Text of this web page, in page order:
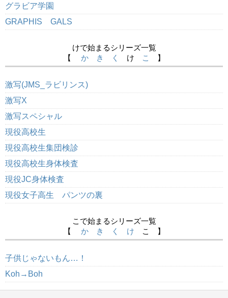
グラビア学園
GRAPHIS GALS
けで始まるシリーズ一覧
【 か き く け こ 】
激写(JMS_ラビリンス)
激写X
激写スペシャル
現役高校生
現役高校生集団検診
現役高校生身体検査
現役JC身体検査
現役女子高生 パンツの裏
こで始まるシリーズ一覧
【 か き く け こ 】
子供じゃないもん…！
Koh→Boh